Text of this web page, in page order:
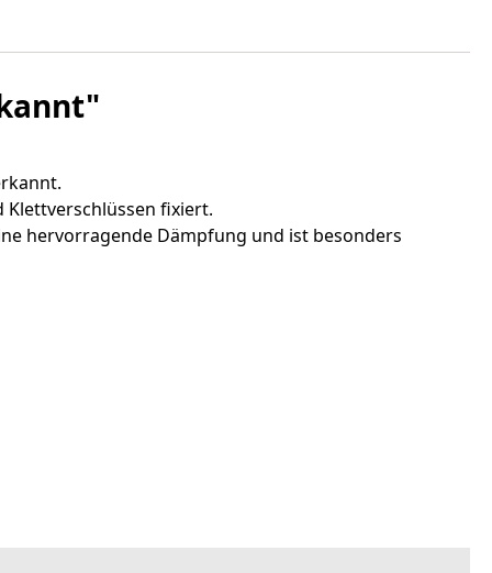
Klettverschlüssen fixiert.
hervorragende Dämpfung und ist besonders